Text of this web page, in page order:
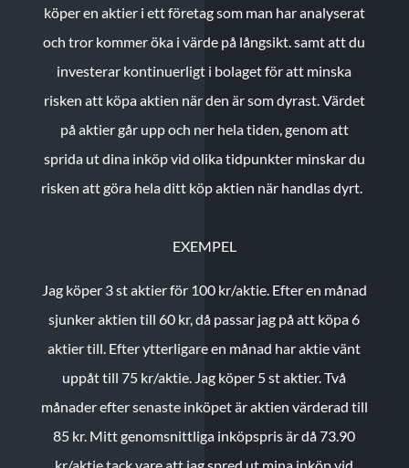
köper en aktier i ett företag som man har analyserat
och tror kommer öka i värde på långsikt. samt att du
investerar kontinuerligt i bolaget för att minska
risken att köpa aktien när den är som dyrast. Värdet
på aktier går upp och ner hela tiden, genom att
sprida ut dina inköp vid olika tidpunkter minskar du
risken att göra hela ditt köp aktien när handlas dyrt.
EXEMPEL
Jag köper 3 st aktier för 100 kr/aktie. Efter en månad
sjunker aktien till 60 kr, då passar jag på att köpa 6
aktier till. Efter ytterligare en månad har aktie vänt
uppåt till 75 kr/aktie. Jag köper 5 st aktier.Två
månader efter senaste inköpet är aktien värderad till
85 kr. Mitt genomsnittliga inköpspris är då 73.90